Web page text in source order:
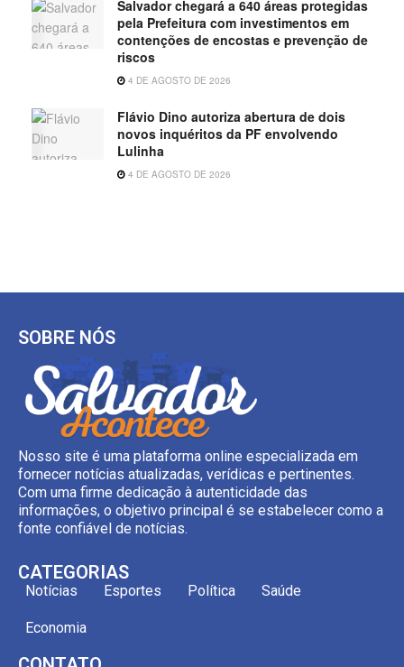
Salvador chegará a 640 áreas protegidas
pela Prefeitura com investimentos em
contenções de encostas e prevenção de
riscos
4 DE AGOSTO DE 2026
Flávio Dino autoriza abertura de dois
novos inquéritos da PF envolvendo
Lulinha
4 DE AGOSTO DE 2026
SOBRE NÓS
Nosso site é uma plataforma online especializada em
fornecer notícias atualizadas, verídicas e pertinentes.
Com uma firme dedicação à autenticidade das
informações, o objetivo principal é se estabelecer como a
fonte confiável de notícias.
CATEGORIAS
Notícias Esportes Política Saúde
Economia